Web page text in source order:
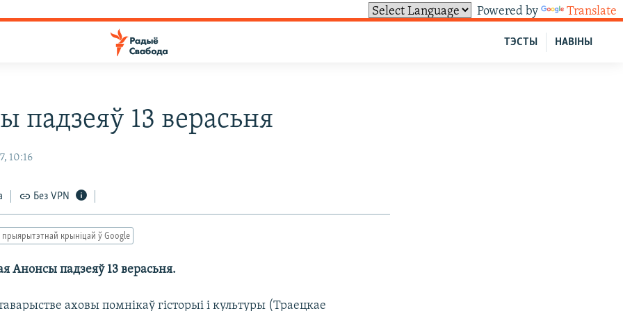
Powered by Translate
НАВІНЫ
ТЭСТЫ
падзеяў 13 верасьня
10:16
Без VPN
прыярытэтнай крыніцай ў Google
Анонсы падзеяў 13 верасьня.
аховы помнікаў гісторыі і культуры (Траецкае